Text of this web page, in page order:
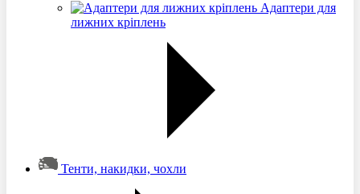
Адаптери для
лижних кріплень
Тенти, накидки, чохли